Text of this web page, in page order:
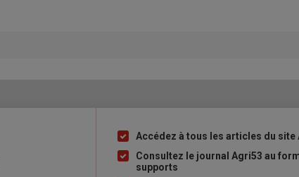
Liste
à
puce
Accédez à tous les articles du site
Consultez le journal Agri53 au
supports